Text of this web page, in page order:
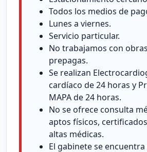
Todos los medios de
Lunes a viernes.
Servicio particular.
No trabajamos con
prepagas.
Se realizan
cardíaco de 24 horas y
MAPA de 24 horas.
No se ofrece consulta
aptos físicos,
altas médicas.
El gabinete se